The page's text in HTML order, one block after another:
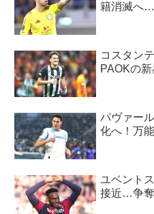
籍消滅へ
コスタン
PAOKの
パヴァー
化へ！万
ユベント
接近…争